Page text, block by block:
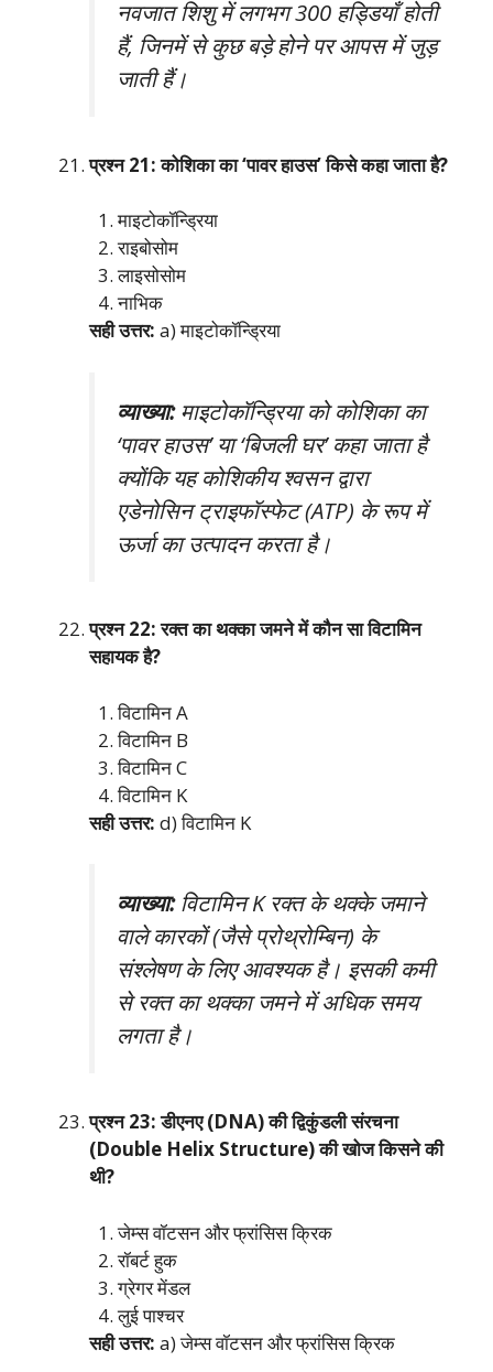
नवजात शिशु में लगभग 300 हड्डियाँ होती
हैं, जिनमें से कुछ बड़े होने पर आपस में जुड़
जाती हैं।
प्रश्न 21: कोशिका का ‘पावर हाउस’ किसे कहा जाता है?
माइटोकॉन्ड्रिया
राइबोसोम
लाइसोसोम
नाभिक
सही उत्तर: a) माइटोकॉन्ड्रिया
व्याख्या:माइटोकॉन्ड्रिया को कोशिका का
‘पावर हाउस’ या ‘बिजली घर’ कहा जाता है
क्योंकि यह कोशिकीय श्वसन द्वारा
एडेनोसिन ट्राइफॉस्फेट (ATP) के रूप में
ऊर्जा का उत्पादन करता है।
प्रश्न 22: रक्त का थक्का जमने में कौन सा विटामिन
सहायक है?
विटामिन A
विटामिन B
विटामिन C
विटामिन K
सही उत्तर: d) विटामिन K
व्याख्या:विटामिन K रक्त के थक्के जमाने
वाले कारकों (जैसे प्रोथ्रोम्बिन) के
संश्लेषण के लिए आवश्यक है। इसकी कमी
से रक्त का थक्का जमने में अधिक समय
लगता है।
प्रश्न 23: डीएनए (DNA) की द्विकुंडली संरचना
(Double Helix Structure) की खोज किसने की
थी?
जेम्स वॉटसन और फ्रांसिस क्रिक
रॉबर्ट हुक
ग्रेगर मेंडल
लुई पाश्चर
सही उत्तर: a) जेम्स वॉटसन और फ्रांसिस क्रिक